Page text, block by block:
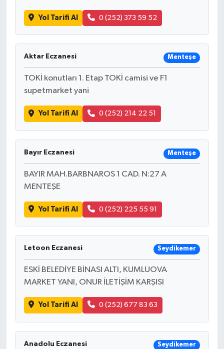
Yol Tarifi Al 0 (252) 373 59 52
Aktar Eczanesi Menteşe
TOKİ konutları 1. Etap TOKİ camisi ve F1
supetmarket yani
Yol Tarifi Al 0 (252) 214 22 51
Bayır Eczanesi Menteşe
BAYIR MAH.BARBNAROS 1 CAD. N:27 A
MENTEŞE
Yol Tarifi Al 0 (252) 225 55 91
Letoon Eczanesi Seydikemer
ESKİ BELEDİYE BİNASI ALTI, KUMLUOVA
MARKET YANI, ONUR İLETİŞİM KARŞISI
Yol Tarifi Al 0 (252) 677 83 63
Anadolu Eczanesi Seydikemer